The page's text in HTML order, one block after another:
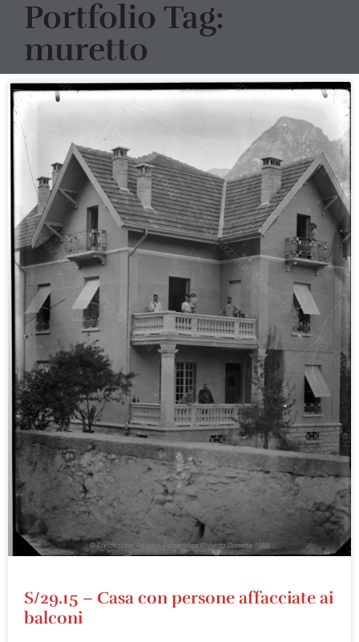
Portfolio Tag:
muretto
S/29.15 – Casa con persone affacciate ai
balconi